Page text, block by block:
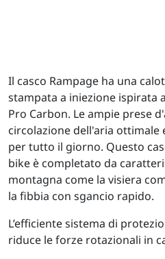
Il casco Rampage ha una
stampata a iniezione ispirata
Pro Carbon. Le ampie prese
circolazione dell'aria ottimale
per tutto il giorno. Questo
bike è completato da
montagna come la visiera
la fibbia con sgancio rapido.
L’efficiente sistema di
riduce le forze rotazionali in